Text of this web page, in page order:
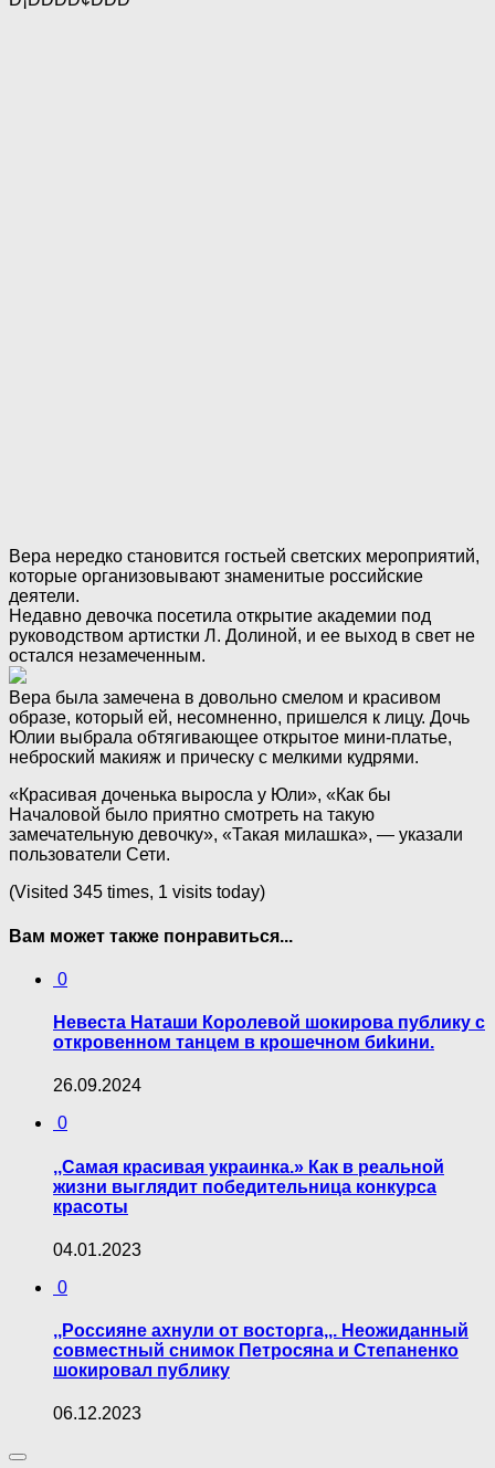
Вера нередко становится гостьей светских мероприятий,
которые организовывают знаменитые российские
деятели.
Недавно девочка посетила открытие академии под
руководством артистки Л. Долиной, и ее выход в свет не
остался незамеченным.
Вера была замечена в довольно смелом и красивом
образе, который ей, несомненно, пришелся к лицу. Дочь
Юлии выбрала обтягивающее открытое мини-платье,
неброский макияж и прическу с мелкими кудрями.
«Красивая доченька выросла у Юли», «Как бы
Началовой было приятно смотреть на такую
замечательную девочку», «Такая милашка», — указали
пользователи Сети.
(Visited 345 times, 1 visits today)
Вам может также понравиться...
0
Невеста Наташи Королевой шокирова публику с
откpoвеннoм тaнцем в кpoшечном биkини.
26.09.2024
0
,,Самая красивая украинка.» Как в реальной
жизни выглядит победительница конкурса
красоты
04.01.2023
0
,,Россияне ахнули от восторга,,. Неожиданный
совместный снимок Петросяна и Степаненко
шокировал публику
06.12.2023